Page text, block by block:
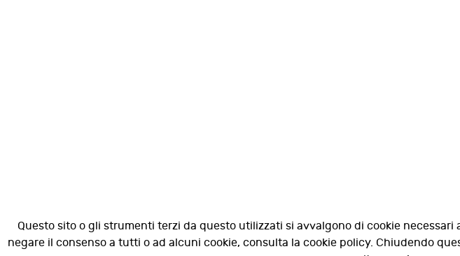
Questo sito o gli strumenti terzi da questo utilizzati si avvalgono di cookie
negare il consenso a tutti o ad alcuni cookie, consulta la cookie policy. Chiudendo